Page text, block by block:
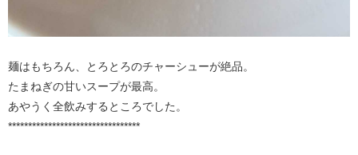
麺はもちろん、とろとろのチャーシューが絶品。
たまねぎの甘いスープが最高。
あやうく全飲みするところでした。
*********************************